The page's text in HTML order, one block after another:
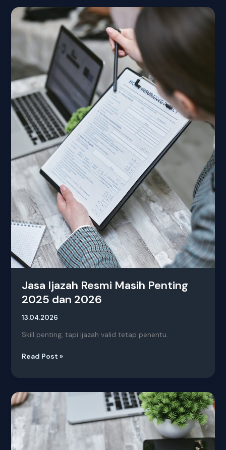
Jasa Ijazah Resmi Masih Penting
2025 dan 2026
13.04.2026
Skill penting, tapi ijazah valid tetap penentu.
Jasa
Ijazah
Resmi
2025
dan
2026
Read Post »
Jasa
Pengurusan
Apostille
Terpercaya